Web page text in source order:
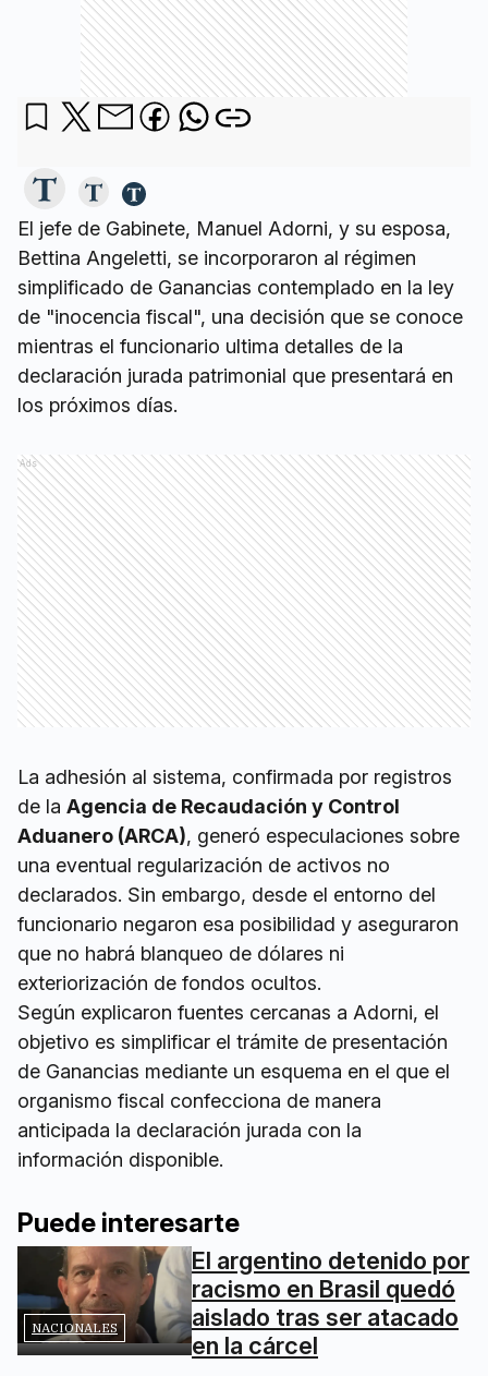
El jefe de Gabinete, Manuel Adorni, y su esposa,
Bettina Angeletti, se incorporaron al régimen
simplificado de Ganancias contemplado en la ley
de "inocencia fiscal", una decisión que se conoce
mientras el funcionario ultima detalles de la
declaración jurada patrimonial que presentará en
los próximos días.
Ads
La adhesión al sistema, confirmada por registros
de la Agencia de Recaudación y Control
Aduanero (ARCA), generó especulaciones sobre
una eventual regularización de activos no
declarados. Sin embargo, desde el entorno del
funcionario negaron esa posibilidad y aseguraron
que no habrá blanqueo de dólares ni
exteriorización de fondos ocultos.
Según explicaron fuentes cercanas a Adorni, el
objetivo es simplificar el trámite de presentación
de Ganancias mediante un esquema en el que el
organismo fiscal confecciona de manera
anticipada la declaración jurada con la
información disponible.
Puede interesarte
NACIONALES
El argentino detenido por
racismo en Brasil quedó
aislado tras ser atacado
en la cárcel